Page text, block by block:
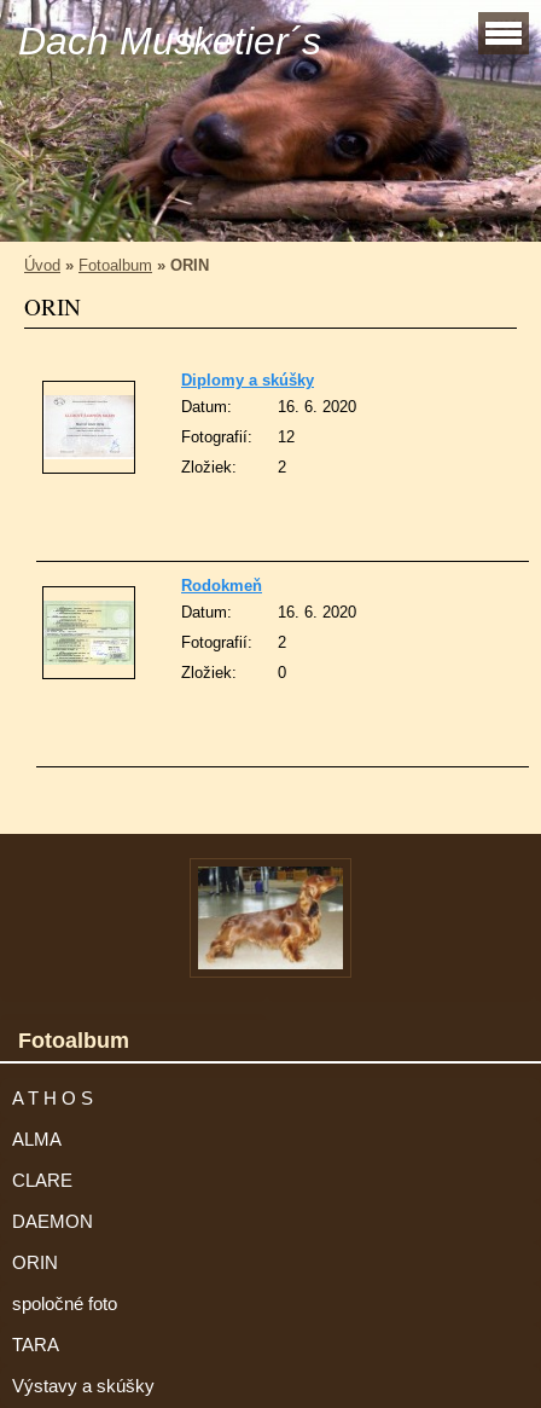
Dach Musketier´s
Úvod » Fotoalbum » ORIN
ORIN
Diplomy a skúšky
Datum:
16. 6. 2020
Fotografií:
12
Zložiek:
2
Rodokmeň
Datum:
16. 6. 2020
Fotografií:
2
Zložiek:
0
Fotoalbum
A T H O S
ALMA
CLARE
DAEMON
ORIN
spoločné foto
TARA
Výstavy a skúšky